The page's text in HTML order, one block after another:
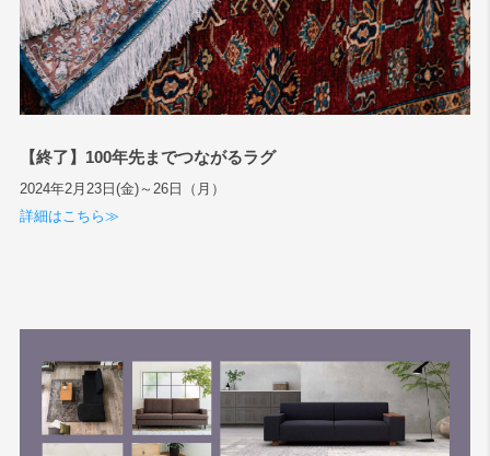
【終了】100年先までつながるラグ
2024年2月23日(金)～26日（月）
詳細はこちら≫